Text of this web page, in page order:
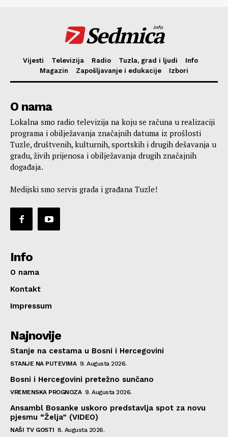
Sedmica
info
Vijesti Televizija Radio Tuzla, grad i ljudi
Info
Magazin
Zapošljavanje i edukacije Izbori
O nama
Lokalna smo radio televizija na koju se računa u realizaciji
programa i obilježavanja značajnih datuma iz prošlosti
Tuzle, društvenih, kulturnih, sportskih i drugih dešavanja u
gradu, živih prijenosa i obilježavanja drugih značajnih
događaja.
Medijski smo servis grada i građana Tuzle!
Info
O nama
Kontakt
Impressum
Najnovije
Stanje na cestama u Bosni i Hercegovini
STANJE NA PUTEVIMA 9. Augusta 2026.
Bosni i Hercegovini pretežno sunčano
VREMENSKA PROGNOZA 9. Augusta 2026.
Ansambl Bosanke uskoro predstavlja spot za novu
pjesmu “Želja” (VIDEO)
NAŠI TV GOSTI 8. Augusta 2026.